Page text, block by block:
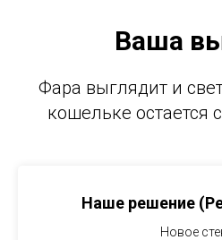
Ваша
Фара выглядит и
кошельке остается
Наше решение
Новое